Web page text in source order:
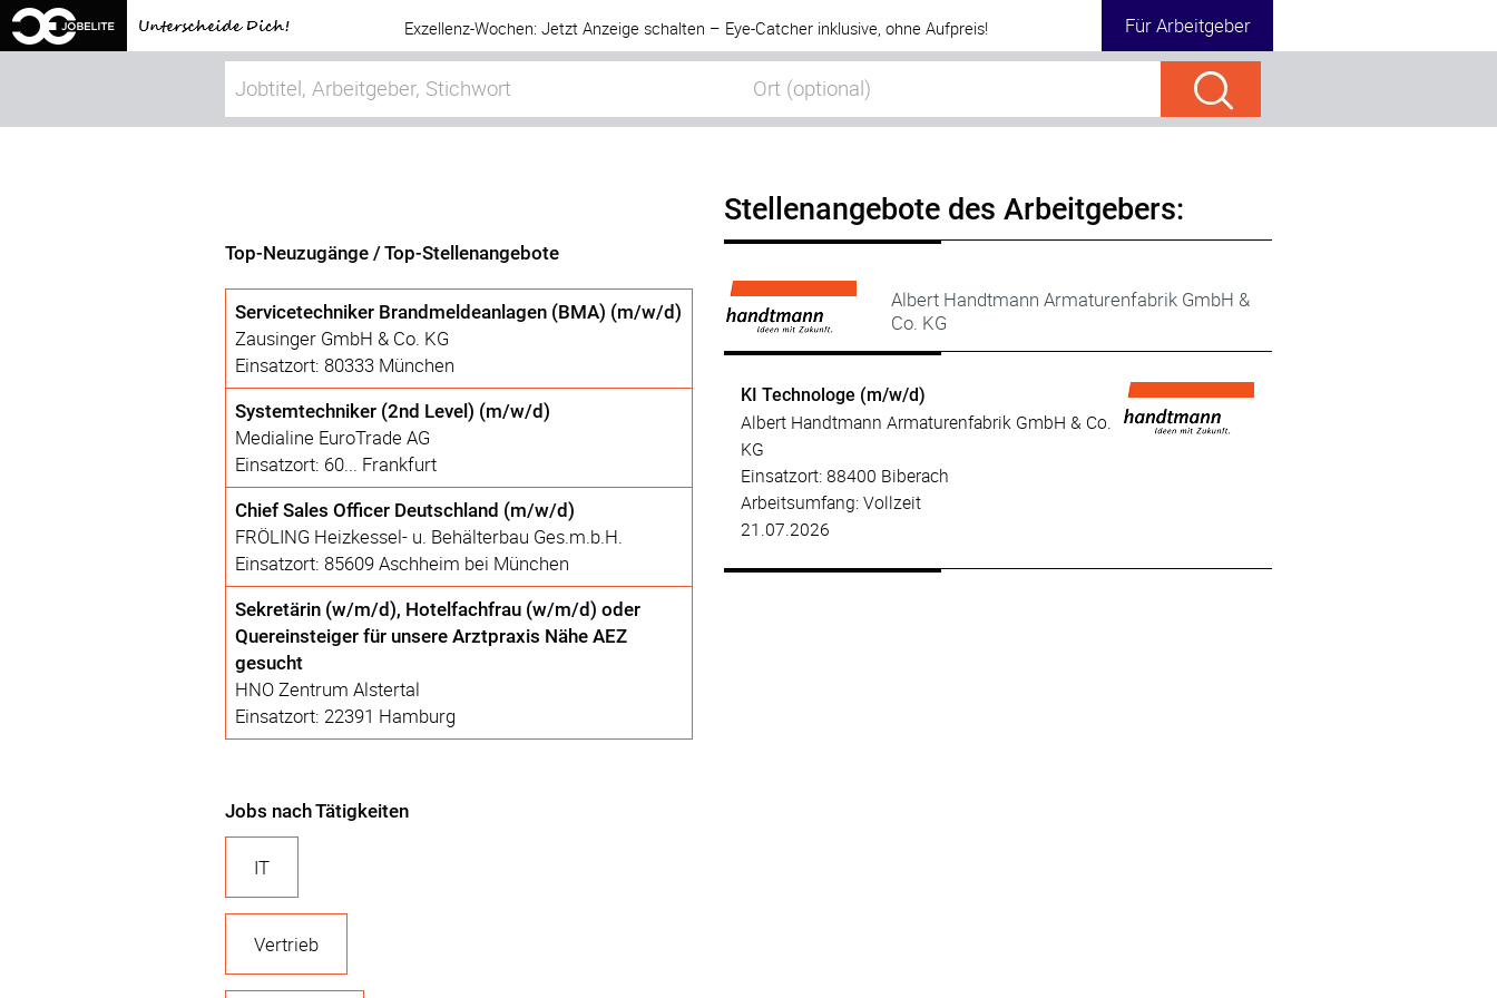
Exzellenz-Wochen: Jetzt Anzeige schalten – Eye-Catcher inklusive, ohne Aufpreis! Für Arbeitgeber
Top-Neuzugänge / Top-Stellenangebote
Servicetechniker Brandmeldeanlagen (BMA) (m/w/d)
Zausinger GmbH & Co. KG
Einsatzort: 80333 München
Systemtechniker (2nd Level) (m/w/d)
Medialine EuroTrade AG
Einsatzort: 60... Frankfurt
Chief Sales Officer Deutschland (m/w/d)
FRÖLING Heizkessel- u. Behälterbau Ges.m.b.H.
Einsatzort: 85609 Aschheim bei München
Sekretärin (w/m/d), Hotelfachfrau (w/m/d) oder
Quereinsteiger für unsere Arztpraxis Nähe AEZ
gesucht
HNO Zentrum Alstertal
Einsatzort: 22391 Hamburg
Jobs nach Tätigkeiten
IT
Vertrieb
Stellenangebote des Arbeitgebers:
Albert Handtmann Armaturenfabrik GmbH &
Co. KG
KI Technologe (m/w/d)
Albert Handtmann Armaturenfabrik GmbH & Co.
KG
Einsatzort: 88400 Biberach
Arbeitsumfang: Vollzeit
21.07.2026